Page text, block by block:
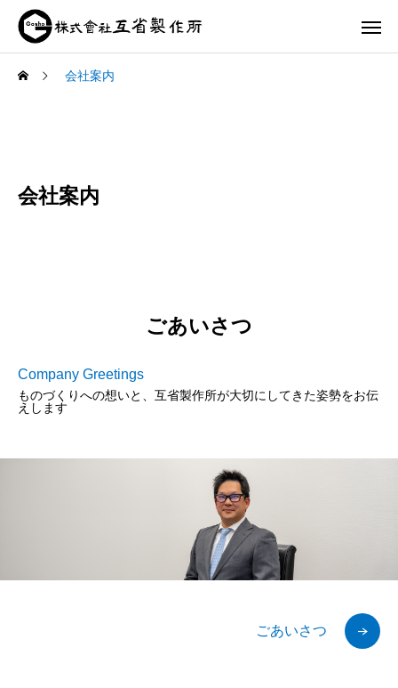
会社案内
会社案内
ごあいさつ
Company Greetings
ものづくりへの想いと、互省製作所が大切にしてきた姿勢をお伝
えします
ごあいさつ